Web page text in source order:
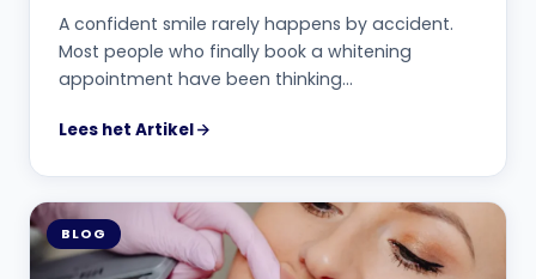
A confident smile rarely happens by accident.
Most people who finally book a whitening
appointment have been thinking…
Lees het Artikel
BLOG